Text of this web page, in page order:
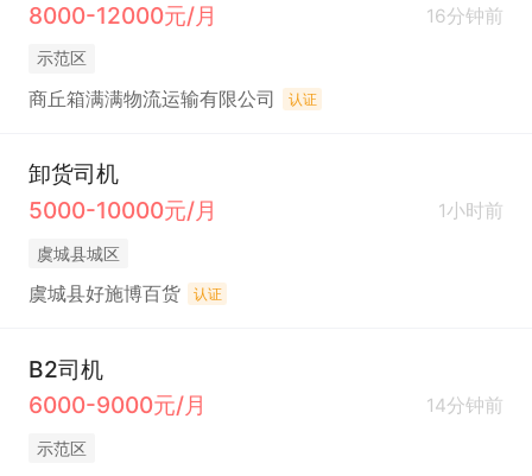
8000-12000元/月
16分钟前
示范区
商丘箱满满物流运输有限公司 认证
卸货司机
5000-10000元/月
1小时前
虞城县城区
虞城县好施博百货 认证
B2司机
6000-9000元/月
14分钟前
示范区